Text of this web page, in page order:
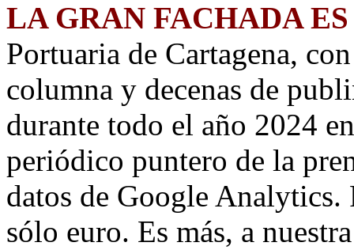
LA GRAN FACHADA
Portuaria de Cartagena,
columna y decenas de
durante todo el año 2024
periódico puntero de la
datos de Google Analytics.
sólo euro. Es más, a